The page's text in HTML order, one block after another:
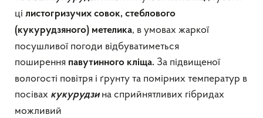
ці листогризучих совок, стеблового
(кукурудзяного) метелика, в умовах жаркої
посушливої погоди відбуватиметься
поширення павутинного кліща. За підвищеної
вологості повітря і ґрунту та помірних температур в
посівах кукурудзина сприйнятливих гібридах
можливий